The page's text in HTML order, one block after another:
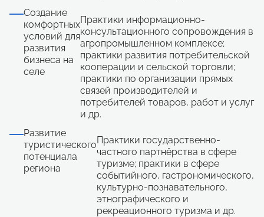
Создание
комфортных
условий для
развития
бизнеса на
селе
Практики информационно-
консультационного сопровождения в
агропромышленном комплексе;
практики развития потребительской
кооперации и сельской торговли;
практики по организации прямых
связей производителей и
потребителей товаров, работ и услуг
и др.
Развитие
туристического
потенциала
региона
Практики государственно-
частного партнёрства в сфере
туризме; практики в сфере
событийного, гастрономического,
культурно-познавательного,
этнографического и
рекреационного туризма и др.